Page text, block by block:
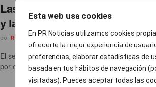
Esta web usa cookies
En PR Noticias utilizamos cookies
ofrecerte la mejor experiencia de
preferencias, elaborar estadísticas de
basada en tus hábitos de navegación
visitadas). Puedes aceptar todas las
Las marcas de coches apuestan
y las de retail por la web móvil
por Rebeca Alcántara 0
El sector motor en España está a la cabeza en
por encima de la media europea ...